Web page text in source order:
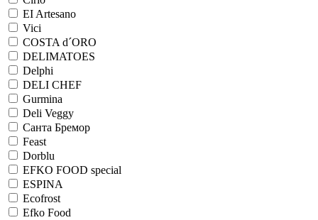
EI Artesano
Vici
COSTA d´ORO
DELIMATOES
Delphi
DELI CHEF
Gurmina
Deli Veggy
Санта Бремор
Feast
Dorblu
EFKO FOOD special
ESPINA
Ecofrost
Efko Food